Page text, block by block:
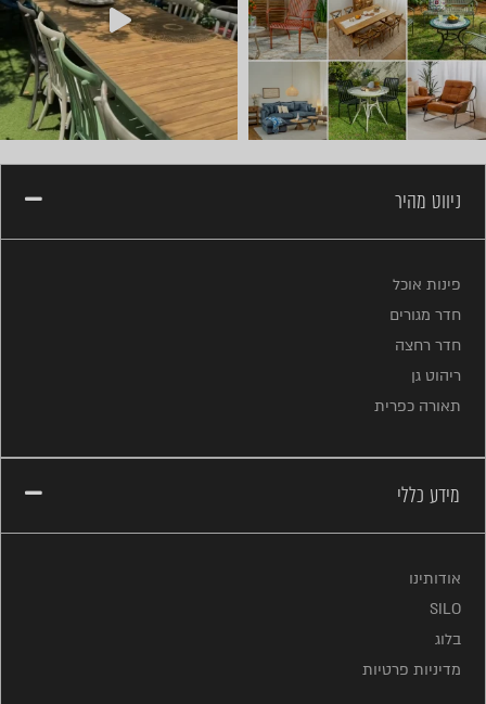
ניווט מהיר
פינות אוכל
חדר מגורים
חדר רחצה
ריהוט גן
תאורה כפרית
מידע כללי
אודותינו
SILO
בלוג
מדיניות פרטיות